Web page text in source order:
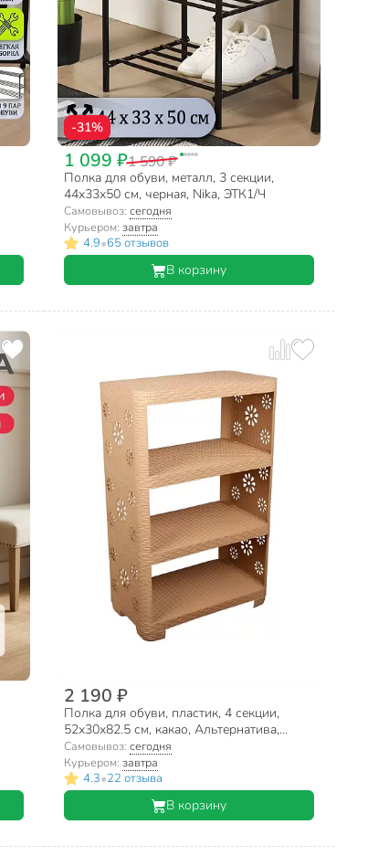
-31%
1 099 ₽1 590 ₽
Полка для обуви, металл, 3 секции,
44х33х50 см, черная, Nika, ЭТК1/Ч
Самовывоз:сегодня
Курьером:завтра
4.9•65 отзывов
В корзину
2 190 ₽
Полка для обуви, пластик, 4 секции,
52х30х82.5 см, какао, Альтернатива,
Плетенка №2, М2553
Самовывоз:сегодня
Курьером:завтра
4.3•22 отзыва
В корзину